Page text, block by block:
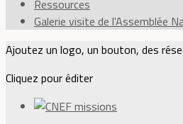
Ressources
Galerie visite de l'Assemblée
Ajoutez un logo, un bouton, des
Cliquez pour éditer